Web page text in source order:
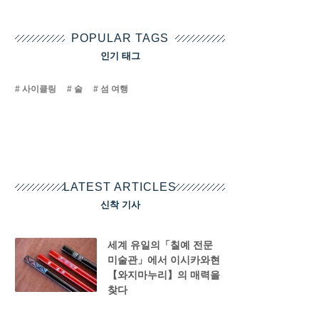
POPULAR TAGS
인기 태그
사이클링 술 섬 여행
LATEST ARTICLES
신착 기사
세계 유일의「칠예 전문
미술관」에서 이시카와현
【와지마누리】의 매력을
찾다